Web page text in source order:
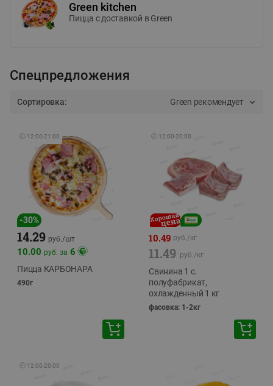
Green kitchen
Пицца c доставкой в Green
Спецпредложения
Сортировка: Green рекомендует
🕘 12:00-21:00
-30%
14.29 руб./шт
10.00 руб. за 6
Пицца КАРБОНАРА
490г
🕘 12:00-20:00
10.49 руб./кг
11.49 руб./кг
Свинина 1 с.
полуфабрикат,
охлажденный 1 кг
фасовка: 1-2кг
🕘 12:00-20:00